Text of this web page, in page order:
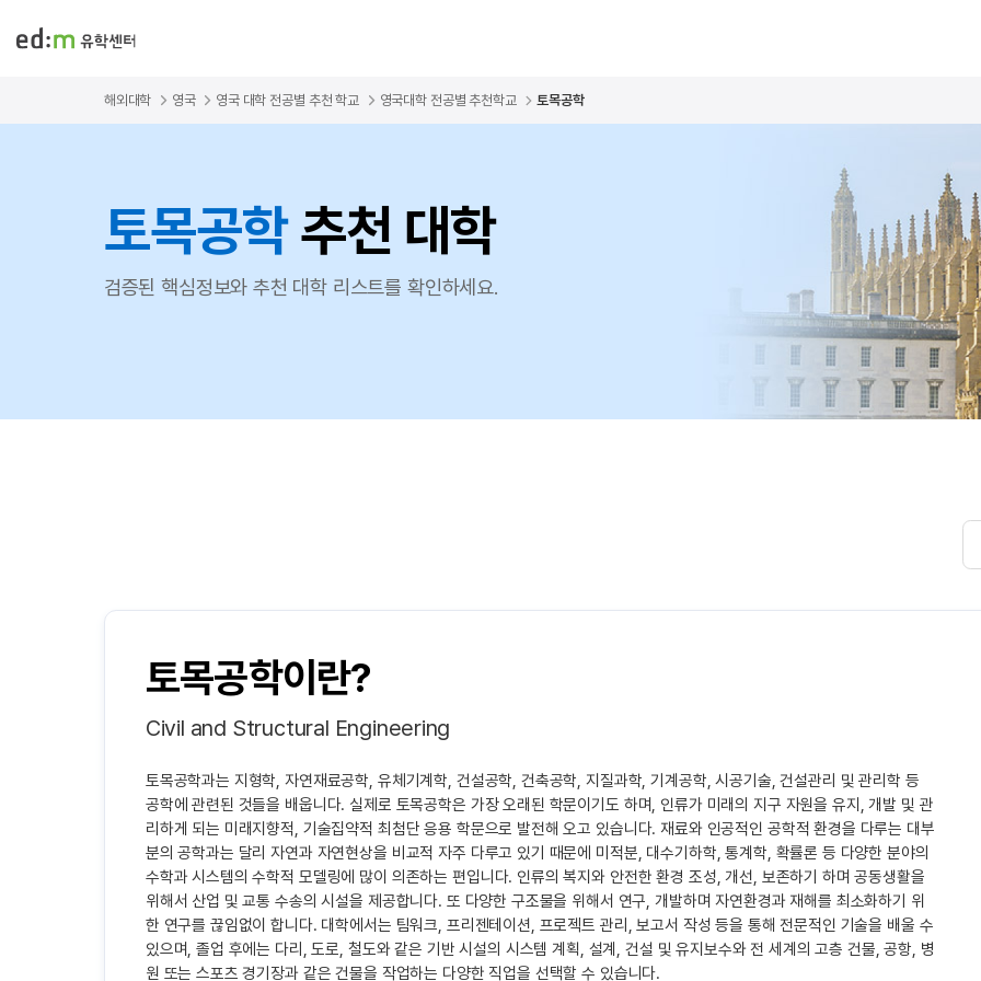
해외대학 영국 영국 대학 전공별 추천 학교 영국대학 전공별 추천학교 토목공학
토목공학추천 대학
검증된 핵심정보와 추천 대학 리스트를 확인하세요.
토목공학이란?
Civil and Structural Engineering
토목공학과는 지형학, 자연재료공학, 유체기계학, 건설공학, 건축공학, 지질과학, 기계공학, 시공기술, 건설관리 및 관리학 등
공학에 관련된 것들을 배웁니다. 실제로 토목공학은 가장 오래된 학문이기도 하며, 인류가 미래의 지구 자원을 유지, 개발 및 관
리하게 되는 미래지향적, 기술집약적 최첨단 응용 학문으로 발전해 오고 있습니다. 재료와 인공적인 공학적 환경을 다루는 대부
분의 공학과는 달리 자연과 자연현상을 비교적 자주 다루고 있기 때문에 미적분, 대수기하학, 통계학, 확률론 등 다양한 분야의
수학과 시스템의 수학적 모델링에 많이 의존하는 편입니다. 인류의 복지와 안전한 환경 조성, 개선, 보존하기 하며 공동생활을
위해서 산업 및 교통 수송의 시설을 제공합니다. 또 다양한 구조물을 위해서 연구, 개발하며 자연환경과 재해를 최소화하기 위
한 연구를 끊임없이 합니다. 대학에서는 팀워크, 프리젠테이션, 프로젝트 관리, 보고서 작성 등을 통해 전문적인 기술을 배울 수
있으며, 졸업 후에는 다리, 도로, 철도와 같은 기반 시설의 시스템 계획, 설계, 건설 및 유지보수와 전 세계의 고층 건물, 공항, 병
원 또는 스포츠 경기장과 같은 건물을 작업하는 다양한 직업을 선택할 수 있습니다.